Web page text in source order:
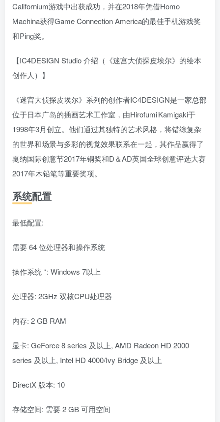
Californium游戏中出获成功，并在2018年凭借Homo
Machina获得Game Connection America的最佳手机游戏奖
和Ping奖。
【IC4DESIGN Studio 介绍（《迷宫大侦探皮埃尔》的绘本
创作人）】
《迷宫大侦探皮埃尔》系列的创作者IC4DESIGN是一家总部
位于日本广岛的插画艺术工作室，由Hirofumi Kamigaki于
1998年3月创立。他们通过其独特的艺术风格，将错综复杂
的世界和场景与多彩的视觉效果联系在一起，其作品赢得了
戛纳国际创意节2017年铜奖和D＆AD英国全球创意评选大赛
2017年木铅笔等重要奖项。
系统配置
最低配置:
需要 64 位处理器和操作系统
操作系统 *: Windows 7以上
处理器: 2GHz 双核CPU处理器
内存: 2 GB RAM
显卡: GeForce 8 series 及以上, AMD Radeon HD 2000
series 及以上, Intel HD 4000/Ivy Bridge 及以上
DirectX 版本: 10
存储空间: 需要 2 GB 可用空间